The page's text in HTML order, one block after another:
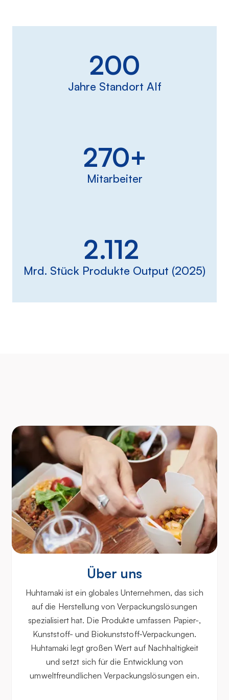
200
Jahre Standort Alf
270+
Mitarbeiter
2.112
Mrd. Stück Produkte Output (2025)
Über uns
Huhtamaki ist ein globales Unternehmen, das sich
auf die Herstellung von Verpackungslösungen
spezialisiert hat. Die Produkte umfassen Papier-,
Kunststoff- und Biokunststoff-Verpackungen.
Huhtamaki legt großen Wert auf Nachhaltigkeit
und setzt sich für die Entwicklung von
umweltfreundlichen Verpackungslösungen ein.